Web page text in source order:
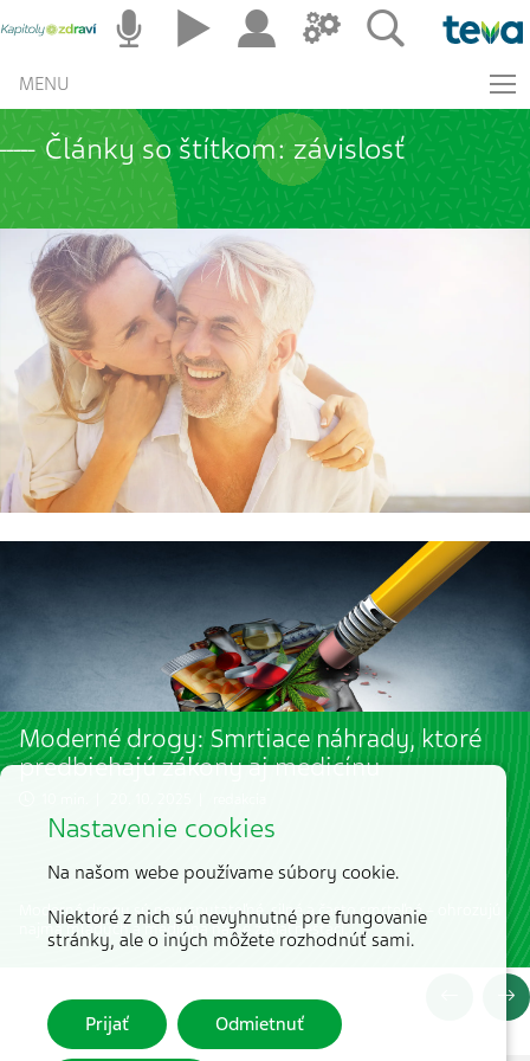
MENU
Články so štítkom: závislosť
Moderné drogy: Smrtiace náhrady, ktoré
predbiehajú zákony aj medicínu
Moderné drogy sú nevyspytateľné, silné a často smrteľné – ohrozujú
najmä mladých a medicína na ne zatiaľ nestačí.
Nastavenie cookies
Na našom webe používame súbory cookie.
Niektoré z nich sú nevyhnutné pre fungovanie
stránky, ale o iných môžete rozhodnúť sami.
Prijať Odmietnuť